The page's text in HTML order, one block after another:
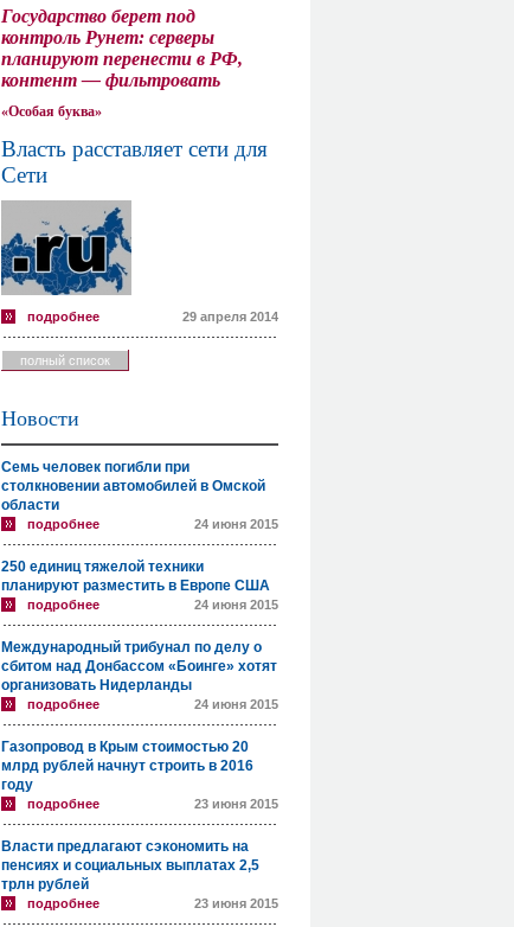
Государство берет под
контроль Рунет: серверы
планируют перенести в РФ,
контент — фильтровать
«Особая буква»
Власть расставляет сети для
Сети
подробнее 29 апреля 2014
полный список
Новости
Семь человек погибли при
столкновении автомобилей в Омской
области
подробнее 24 июня 2015
250 единиц тяжелой техники
планируют разместить в Европе США
подробнее 24 июня 2015
Международный трибунал по делу о
сбитом над Донбассом «Боинге» хотят
организовать Нидерланды
подробнее 24 июня 2015
Газопровод в Крым стоимостью 20
млрд рублей начнут строить в 2016
году
подробнее 23 июня 2015
Власти предлагают сэкономить на
пенсиях и социальных выплатах 2,5
трлн рублей
подробнее 23 июня 2015